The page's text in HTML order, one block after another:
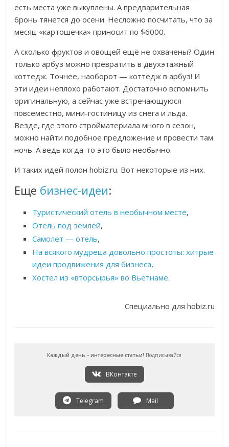
есть места уже выкуплены. А предварительная
бронь тянется до осени. Несложно посчитать, что за
месяц «картошечка» приносит по $6000.
А сколько фруктов и овощей ещё не охвачены? Один
только арбуз можно превратить в двухэтажный
коттедж. Точнее, наоборот — коттедж в арбуз! И
эти идеи неплохо работают. Достаточно вспомнить
оригинальную, а сейчас уже встречающуюся
повсеместно, мини-гостиницу из снега и льда.
Везде, где этого стройматериала много в сезон,
можно найти подобное предложение и провести там
ночь. А ведь когда-то это было необычно.
И таких идей полон hobiz.ru. Вот некоторые из них.
Еще бизнес-идеи:
Туристический отель в необычном месте,
Отель под землей,
Самолет — отель,
На всякого мудреца довольно простоты: хитрые
идеи продвижения для бизнеса,
Хостел из «вторсырья» во Вьетнаме.
Специально для hobiz.ru
Каждый день - интересные статьи! Подписывайся
ВКонтакте
Telegram Mail